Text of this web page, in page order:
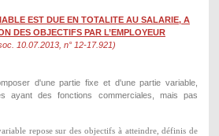
EST DUE EN TOTALITE AU SALARIE, A
DES OBJECTIFS PAR L’EMPLOYEUR
10.07.2013, n° 12-17.921)
d'une partie fixe et d'une partie variable,
ayant des fonctions commerciales, mais pas
repose sur des objectifs à atteindre, définis de